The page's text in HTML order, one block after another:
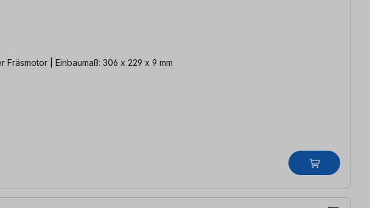
| Einbaumaß: 306 x 229 x 9 mm